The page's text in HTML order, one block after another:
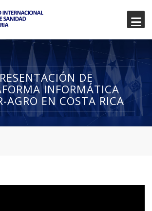
DE
INFORMÁTICA
AGRO EN COSTA RICA